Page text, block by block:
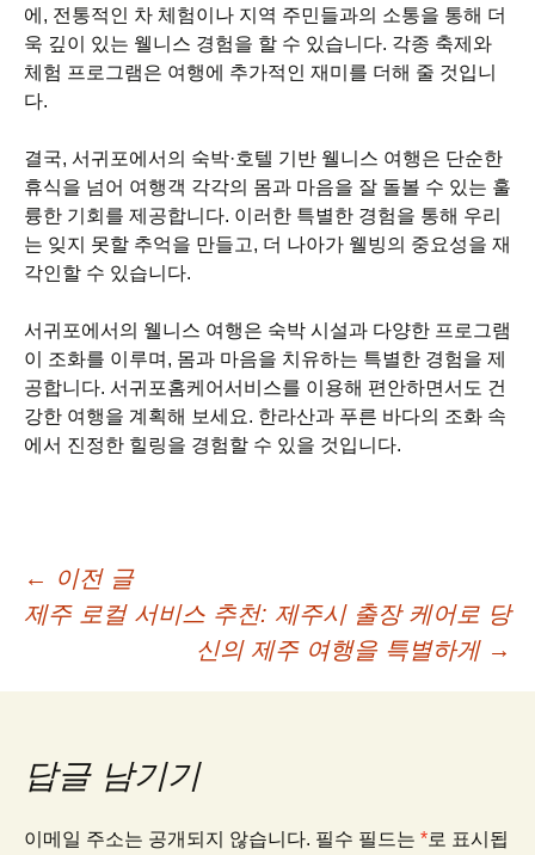
에, 전통적인 차 체험이나 지역 주민들과의 소통을 통해 더
욱 깊이 있는 웰니스 경험을 할 수 있습니다. 각종 축제와
체험 프로그램은 여행에 추가적인 재미를 더해 줄 것입니
다.
결국, 서귀포에서의 숙박·호텔 기반 웰니스 여행은 단순한
휴식을 넘어 여행객 각각의 몸과 마음을 잘 돌볼 수 있는 훌
륭한 기회를 제공합니다. 이러한 특별한 경험을 통해 우리
는 잊지 못할 추억을 만들고, 더 나아가 웰빙의 중요성을 재
각인할 수 있습니다.
서귀포에서의 웰니스 여행은 숙박 시설과 다양한 프로그램
이 조화를 이루며, 몸과 마음을 치유하는 특별한 경험을 제
공합니다. 서귀포홈케어서비스를 이용해 편안하면서도 건
강한 여행을 계획해 보세요. 한라산과 푸른 바다의 조화 속
에서 진정한 힐링을 경험할 수 있을 것입니다.
글
비
게
← 이전 글
제주 로컬 서비스 추천: 제주시 출장 케어로 당
신의 제주 여행을 특별하게 →
답글 남기기
이메일 주소는 공개되지 않습니다. 필수 필드는 *로 표시됩